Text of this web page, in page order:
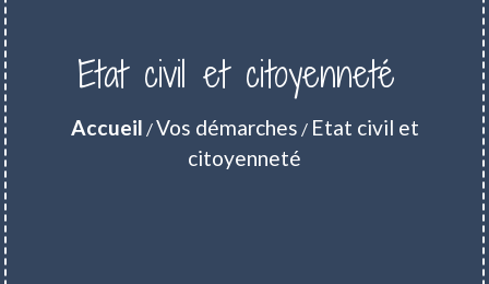
Etat civil et citoyenneté
Accueil /Vos démarches / Etat civil et
citoyenneté